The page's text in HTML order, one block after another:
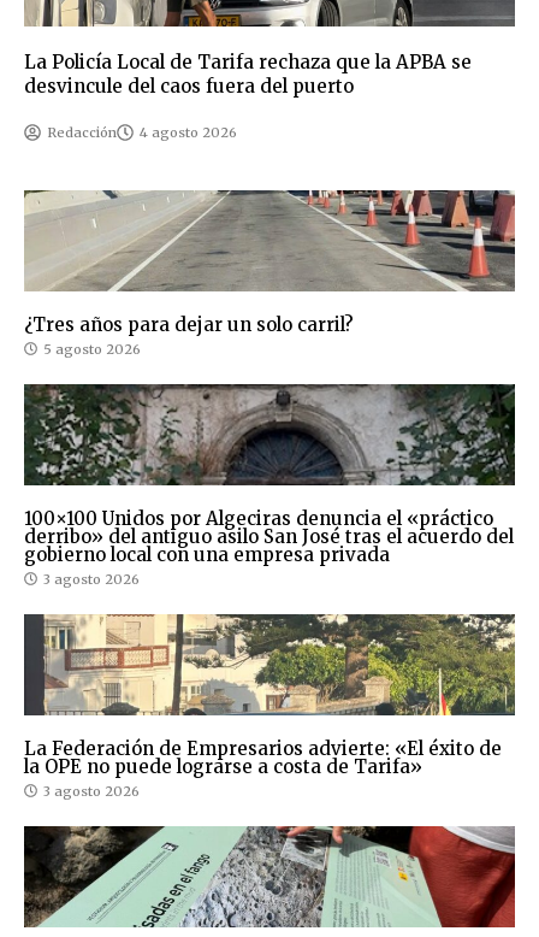
La Policía Local de Tarifa rechaza que la APBA se
desvincule del caos fuera del puerto
Redacción 4 agosto 2026
¿Tres años para dejar un solo carril?
5 agosto 2026
100×100 Unidos por Algeciras denuncia el «práctico
derribo» del antiguo asilo San José tras el acuerdo del
gobierno local con una empresa privada
3 agosto 2026
La Federación de Empresarios advierte: «El éxito de
la OPE no puede lograrse a costa de Tarifa»
3 agosto 2026